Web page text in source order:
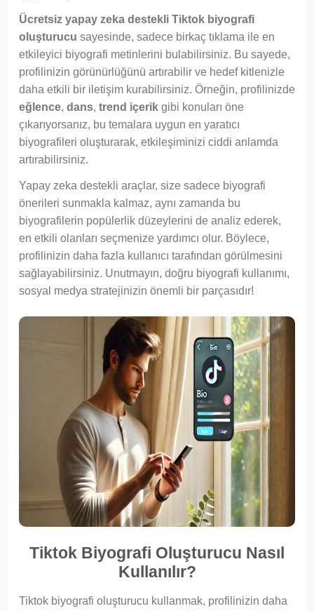
Ücretsiz yapay zeka destekli Tiktok biyografi
oluşturucu sayesinde, sadece birkaç tıklama ile en
etkileyici biyografi metinlerini bulabilirsiniz. Bu sayede,
profilinizin görünürlüğünü artırabilir ve hedef kitlenizle
daha etkili bir iletişim kurabilirsiniz. Örneğin, profilinizde
eğlence, dans, trend içerik gibi konuları öne
çıkarıyorsanız, bu temalara uygun en yaratıcı
biyografileri oluşturarak, etkileşiminizi ciddi anlamda
artırabilirsiniz.
Yapay zeka destekli araçlar, size sadece biyografi
önerileri sunmakla kalmaz, aynı zamanda bu
biyografilerin popülerlik düzeylerini de analiz ederek,
en etkili olanları seçmenize yardımcı olur. Böylece,
profilinizin daha fazla kullanıcı tarafından görülmesini
sağlayabilirsiniz. Unutmayın, doğru biyografi kullanımı,
sosyal medya stratejinizin önemli bir parçasıdır!
Tiktok Biyografi Oluşturucu Nasıl
Kullanılır?
Tiktok biyografi oluşturucu kullanmak, profilinizin daha